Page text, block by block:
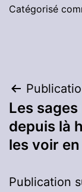
Catégorisé
de
l’article
Les
depuis là
les voir
Publication